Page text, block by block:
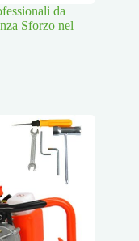
da
Sforzo nel